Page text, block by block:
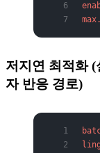
저지연 최적화
자 반응 경로)